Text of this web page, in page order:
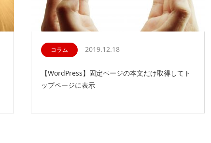
コラム 2019.12.18
【WordPress】固定ページの本文だけ取得してト
ップページに表示